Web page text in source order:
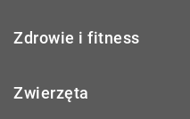
Zdrowie i fitness
Zwierzęta